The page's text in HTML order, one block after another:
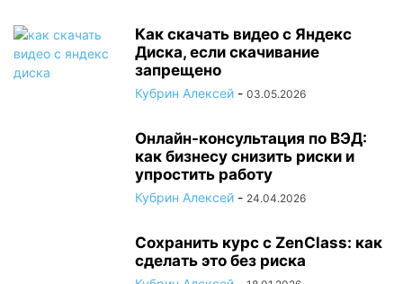
Как скачать видео с Яндекс
Диска, если скачивание
запрещено
Кубрин Алексей - 03.05.2026
Онлайн-консультация по ВЭД:
как бизнесу снизить риски и
упростить работу
Кубрин Алексей - 24.04.2026
Сохранить курс с ZenClass: как
сделать это без риска